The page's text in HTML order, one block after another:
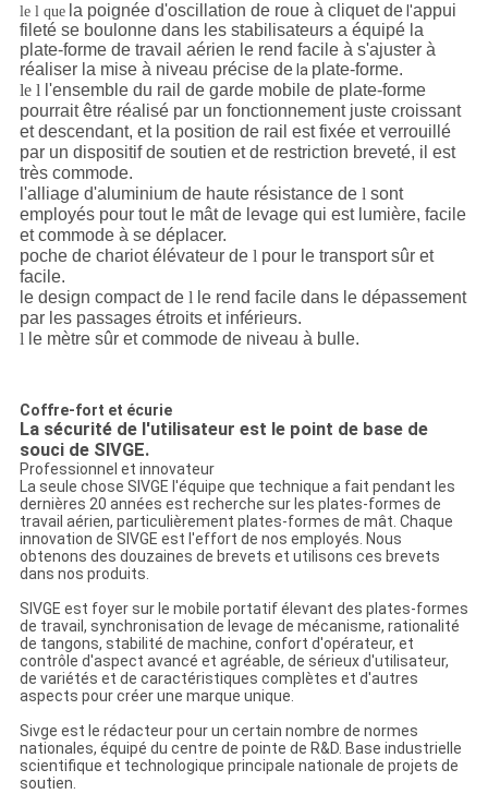
le l que la poignée d'oscillation de roue à cliquet del'appui
fileté se boulonne dans les stabilisateurs a équipé la
plate-forme de travail aérien le rend facile à s'ajuster à
réaliser la mise à niveau précise dela plate-forme.
le l l'ensemble du rail de garde mobile de plate-forme
pourrait être réalisé par un fonctionnement juste croissant
et descendant, et la position de rail est fixée et verrouillé
par un dispositif de soutien et de restriction breveté, il est
très commode.
l'alliage d'aluminium de haute résistance de l sont
employés pour tout le mât de levage qui est lumière, facile
et commode à se déplacer.
poche de chariot élévateur de l pour le transport sûr et
facile.
le design compact de l le rend facile dans le dépassement
par les passages étroits et inférieurs.
l le mètre sûr et commode de niveau à bulle.
Coffre-fort et écurie
La sécurité de l'utilisateur est le point de base de
souci de SIVGE.
Professionnel et innovateur
La seule chose SIVGE l'équipe que technique a fait pendant les
dernières 20 années est recherche sur les plates-formes de
travail aérien, particulièrement plates-formes de mât. Chaque
innovation de SIVGE est l'effort de nos employés. Nous
obtenons des douzaines de brevets et utilisons ces brevets
dans nos produits.
SIVGE est foyer sur le mobile portatif élevant des plates-formes
de travail, synchronisation de levage de mécanisme, rationalité
de tangons, stabilité de machine, confort d'opérateur, et
contrôle d'aspect avancé et agréable, de sérieux d'utilisateur,
de variétés et de caractéristiques complètes et d'autres
aspects pour créer une marque unique.
Sivge est le rédacteur pour un certain nombre de normes
nationales, équipé du centre de pointe de R&D. Base industrielle
scientifique et technologique principale nationale de projets de
soutien.